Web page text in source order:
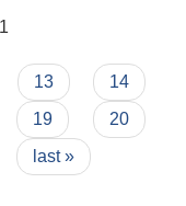
13
14
19
20
last »